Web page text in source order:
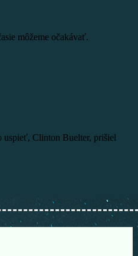
môžeme očakávať.
uspieť, Clinton Buelter, prišiel